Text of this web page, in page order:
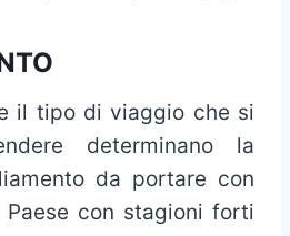
il tipo di viaggio che si
determinano la
da portare con
con stagioni forti